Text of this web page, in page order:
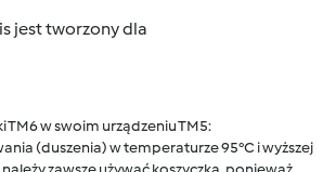
jest tworzony dla
TM6 w swoim urządzeniu TM5:
(duszenia) w temperaturze 95°C i wyższej